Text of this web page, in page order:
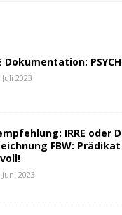
Dokumentation:
Juli 2023
IRRE oder
FBW:
Juni 2023